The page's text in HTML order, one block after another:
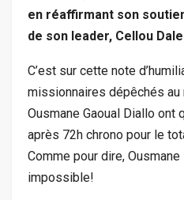
en réaffirmant son
de son leader, Cellou
C’est sur cette note
missionnaires dépêchés au
Ousmane Gaoual Diallo ont
après 72h chrono pour le
Comme pour dire,
impossible!